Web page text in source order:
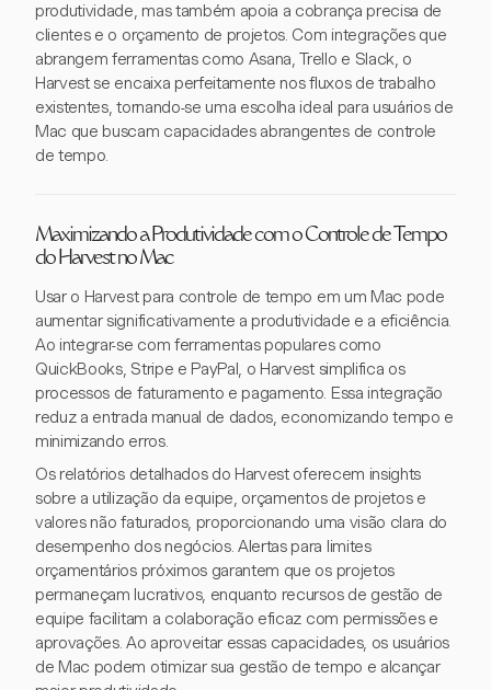
produtividade, mas também apoia a cobrança precisa de
clientes e o orçamento de projetos. Com integrações que
abrangem ferramentas como Asana, Trello e Slack, o
Harvest se encaixa perfeitamente nos fluxos de trabalho
existentes, tornando-se uma escolha ideal para usuários de
Mac que buscam capacidades abrangentes de controle
de tempo.
Maximizando a Produtividade com o Controle de Tempo
do Harvest no Mac
Usar o Harvest para controle de tempo em um Mac pode
aumentar significativamente a produtividade e a eficiência.
Ao integrar-se com ferramentas populares como
QuickBooks, Stripe e PayPal, o Harvest simplifica os
processos de faturamento e pagamento. Essa integração
reduz a entrada manual de dados, economizando tempo e
minimizando erros.
Os relatórios detalhados do Harvest oferecem insights
sobre a utilização da equipe, orçamentos de projetos e
valores não faturados, proporcionando uma visão clara do
desempenho dos negócios. Alertas para limites
orçamentários próximos garantem que os projetos
permaneçam lucrativos, enquanto recursos de gestão de
equipe facilitam a colaboração eficaz com permissões e
aprovações. Ao aproveitar essas capacidades, os usuários
de Mac podem otimizar sua gestão de tempo e alcançar